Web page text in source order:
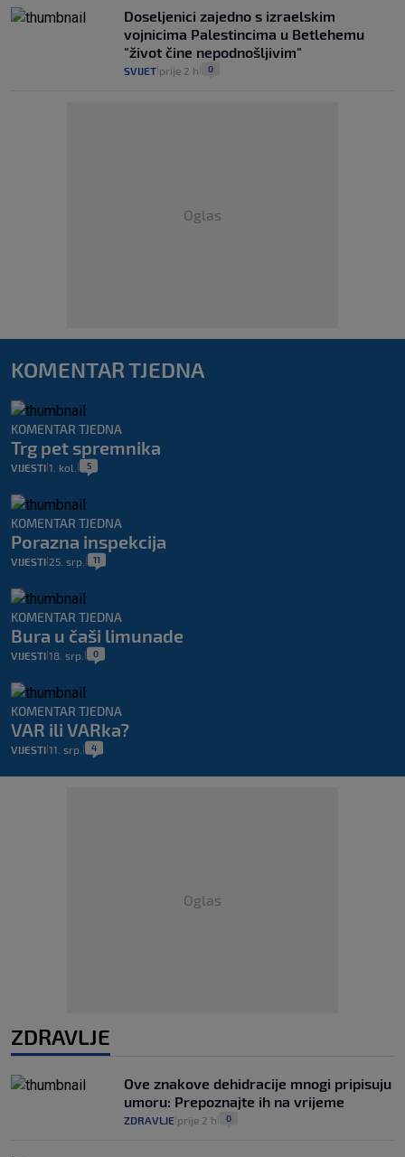
Doseljenici zajedno s izraelskim
vojnicima Palestincima u Betlehemu
"život čine nepodnošljivim"
SVIJET prije 2 h 0
Oglas
KOMENTAR TJEDNA
KOMENTAR TJEDNA
Trg pet spremnika
VIJESTI 1. kol. 5
KOMENTAR TJEDNA
Porazna inspekcija
VIJESTI 25. srp. 11
KOMENTAR TJEDNA
Bura u čaši limunade
VIJESTI 18. srp. 0
KOMENTAR TJEDNA
VAR ili VARka?
VIJESTI 11. srp. 4
Oglas
ZDRAVLJE
Ove znakove dehidracije mnogi pripisuju
umoru: Prepoznajte ih na vrijeme
ZDRAVLJE prije 2 h 0